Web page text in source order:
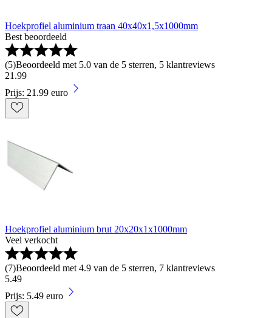
Hoekprofiel aluminium traan 40x40x1,5x1000mm
Best beoordeeld
(5)Beoordeeld met 5.0 van de 5 sterren, 5 klantreviews
21 .99
Prijs: 21.99 euro
Hoekprofiel aluminium brut 20x20x1x1000mm
Veel verkocht
(7)Beoordeeld met 4.9 van de 5 sterren, 7 klantreviews
5.49
Prijs: 5.49 euro